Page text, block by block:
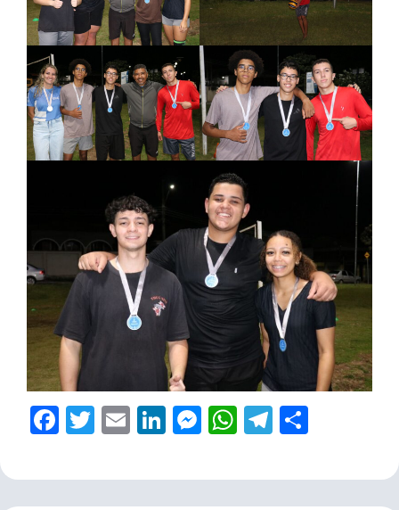
Facebook
Twitter
EmailLinkedIn
Messenger
WhatsApp
Telegram